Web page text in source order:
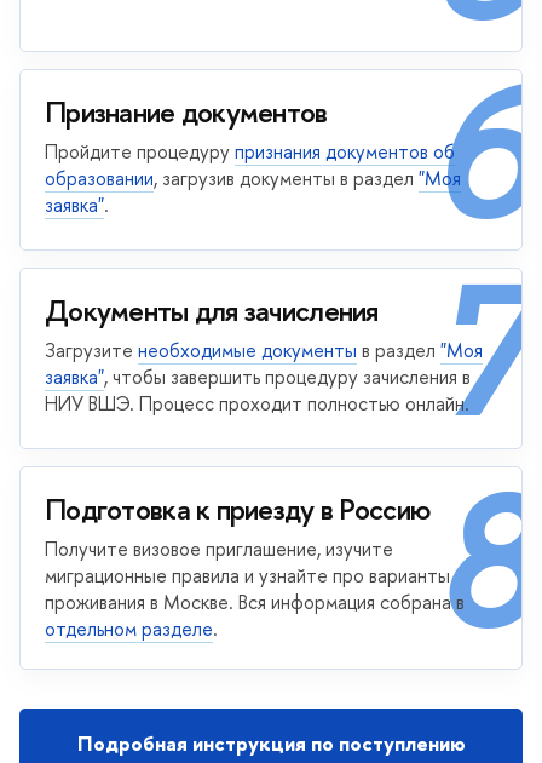
6
Признание документов
Пройдите процедурупризнания документов об
образовании, загрузив документы в раздел "Моя
заявка".
7
Документы для зачисления
Загрузите необходимые документы в раздел "Моя
заявка", чтобы завершить процедуру зачисления в
НИУ ВШЭ. Процесс проходит полностью онлайн.
8
Подготовка к приезду в Россию
Получите визовое приглашение, изучите
миграционные правила и узнайте про варианты
проживания в Москве. Вся информация собрана в
отдельном разделе.
Подробная инструкция по поступлению